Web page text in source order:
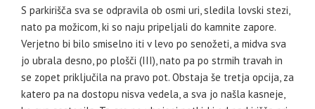
S parkirišča sva se odpravila ob osmi uri, sledila lovski stezi,
nato pa možicom, ki so naju pripeljali do kamnite zapore.
Verjetno bi bilo smiselno iti v levo po senožeti, a midva sva
jo ubrala desno, po plošči (III), nato pa po strmih travah in
se zopet priključila na pravo pot. Obstaja še tretja opcija, za
katero pa na dostopu nisva vedela, a sva jo našla kasneje,